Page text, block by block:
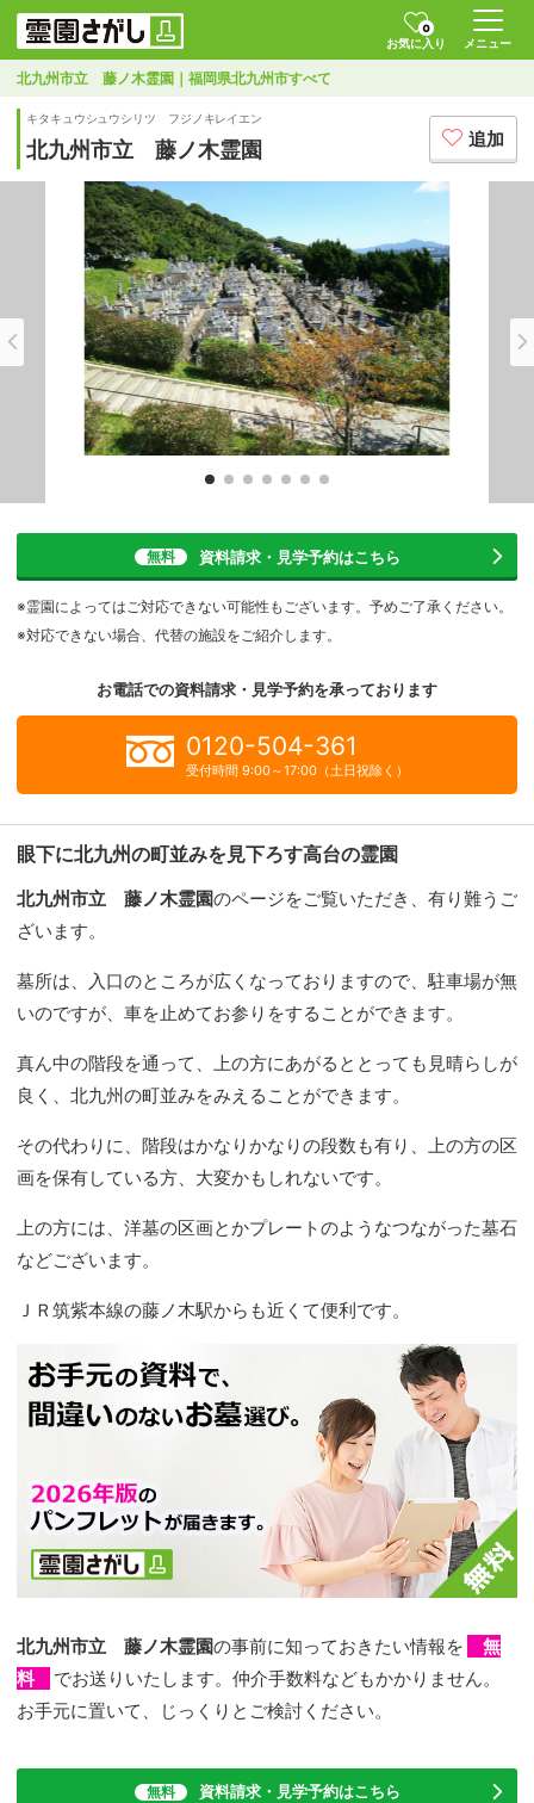
0
お気に入り
メニュー
北九州市立 藤ノ木霊園｜福岡県北九州市すべて
キタキュウシュウシリツ フジノキレイエン
北九州市立 藤ノ木霊園 追加
無料 資料請求・見学予約はこちら
※霊園によってはご対応できない可能性もございます。予めご了承ください。
※対応できない場合、代替の施設をご紹介します。
お電話での資料請求・見学予約を承っております
0120-504-361
受付時間 9:00～17:00（土日祝除く）
眼下に北九州の町並みを見下ろす高台の霊園
北九州市立 藤ノ木霊園のページをご覧いただき、有り難うご
ざいます。
墓所は、入口のところが広くなっておりますので、駐車場が無
いのですが、車を止めてお参りをすることができます。
真ん中の階段を通って、上の方にあがるととっても見晴らしが
良く、北九州の町並みをみえることができます。
その代わりに、階段はかなりかなりの段数も有り、上の方の区
画を保有している方、大変かもしれないです。
上の方には、洋墓の区画とかプレートのようなつながった墓石
などございます。
ＪＲ筑紫本線の藤ノ木駅からも近くて便利です。
北九州市立 藤ノ木霊園の事前に知っておきたい情報を
無
料
でお送りいたします。仲介手数料などもかかりません。
お手元に置いて、じっくりとご検討ください。
無料 資料請求・見学予約はこちら